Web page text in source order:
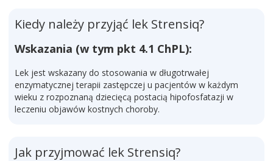
Kiedy należy przyjąć lek Strensiq?
Wskazania (w tym pkt 4.1 ChPL):
Lek jest wskazany do stosowania w długotrwałej
enzymatycznej terapii zastępczej u pacjentów w każdym
wieku z rozpoznaną dziecięcą postacią hipofosfatazji w
leczeniu objawów kostnych choroby.
Jak przyjmować lek Strensiq?